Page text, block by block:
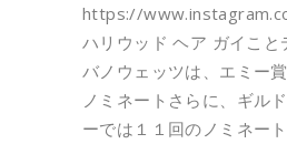
https://
ハリウッド ヘア ガイこと
バノウェッツは、エミー
ノミネートさらに、ギル
ーでは１１回のノミネー